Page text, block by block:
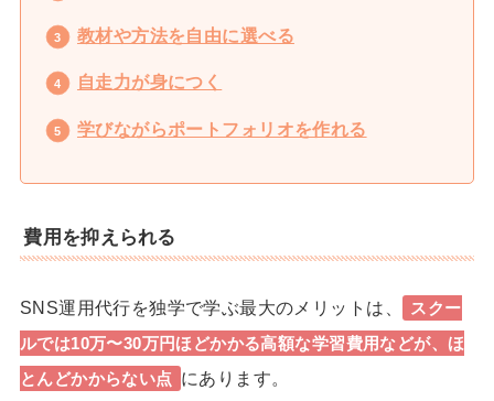
教材や方法を自由に選べる
自走力が身につく
学びながらポートフォリオを作れる
費用を抑えられる
SNS運用代行を独学で学ぶ最大のメリットは、
スクー
ルでは10万〜30万円ほどかかる高額な学習費用などが、ほ
とんどかからない点
にあります。